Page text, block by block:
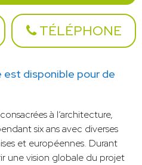
TÉLÉPHONE
disponible pour de
à l’architecture,
six ans avec diverses
et européennes. Durant
une vision globale du projet